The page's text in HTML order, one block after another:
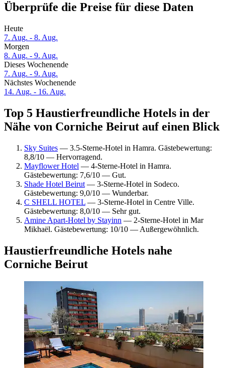
Überprüfe die Preise für diese Daten
Heute
7. Aug. - 8. Aug.
Morgen
8. Aug. - 9. Aug.
Dieses Wochenende
7. Aug. - 9. Aug.
Nächstes Wochenende
14. Aug. - 16. Aug.
Top 5 Haustierfreundliche Hotels in der
Nähe von Corniche Beirut auf einen Blick
Sky Suites — 3.5-Sterne-Hotel in Hamra. Gästebewertung:
8,8/10 — Hervorragend.
Mayflower Hotel — 4-Sterne-Hotel in Hamra.
Gästebewertung: 7,6/10 — Gut.
Shade Hotel Beirut — 3-Sterne-Hotel in Sodeco.
Gästebewertung: 9,0/10 — Wunderbar.
C SHELL HOTEL — 3-Sterne-Hotel in Centre Ville.
Gästebewertung: 8,0/10 — Sehr gut.
Amine Apart-Hotel by Stayinn — 2-Sterne-Hotel in Mar
Mikhaël. Gästebewertung: 10/10 — Außergewöhnlich.
Haustierfreundliche Hotels nahe
Corniche Beirut